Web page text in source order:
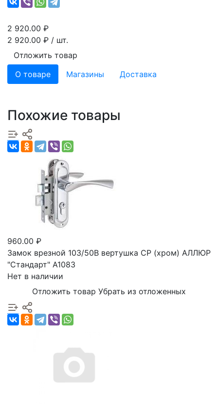
2 920.00 ₽
2 920.00 ₽ / шт.
Отложить товар
О товаре
Магазины Доставка
Похожие товары
960.00 ₽
Замок врезной 103/50В вертушка СР (хром) АЛЛЮР
"Стандарт" А1083
Нет в наличии
Отложить товар Убрать из отложенных